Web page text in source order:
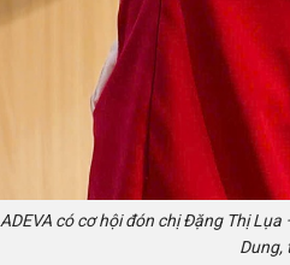
ADEVA có cơ hội đón chị Đặng Thị
Dung,